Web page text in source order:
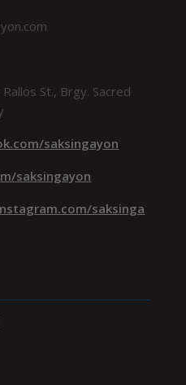
St., Brgy. Sacred
saksingayon
saksingayon
saksinga